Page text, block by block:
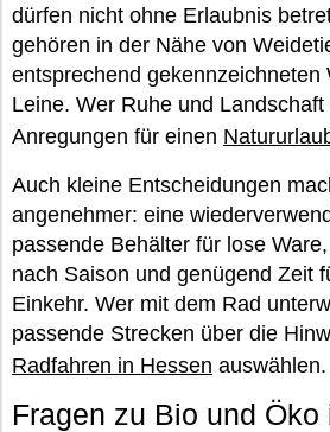
dürfen nicht ohne Erlaubnis
gehören in der Nähe von
entsprechend gekennzeichneten
Leine. Wer Ruhe und
Anregungen für einen
Auch kleine Entscheidungen
angenehmer: eine
passende Behälter für lose
nach Saison und genügend Zeit
Einkehr. Wer mit dem Rad
passende Strecken über die
Radfahren in Hessen auswählen.
Fragen zu Bio und Öko